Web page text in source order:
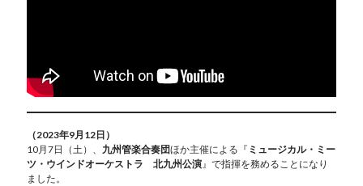
（2023年9月12日）
10月7日（土）、 九州管楽合奏団ほか主催による『 ミュージカル・ミー
ツ・ウインドオーケストラ 北九州公演』で指揮を務めることになり
ました。